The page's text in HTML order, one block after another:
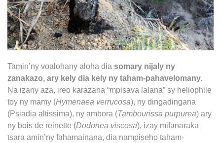
Tamin’ny voalohany aloha dia somary nijaly ny
zanakazo, ary kely dia kely ny taham-pahavelomany.
Na izany aza, ireo karazana “mpisava lalana” sy heliophile
toy ny mamy (Hymenaea verrucosa), ny dingadingana
(Psiadia altissima), ny ambora (Tambourissa purpurea) ary
ny bois de reinette (Dodonea viscosa), izay mifanaraka
tsara amin’ny fahamainana, dia nampiseho taham-